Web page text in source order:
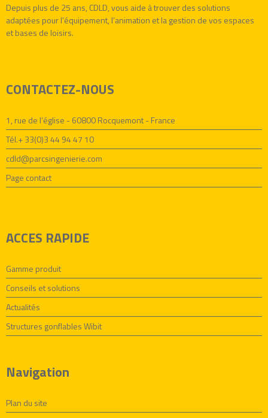
Depuis plus de 25 ans, CDLD, vous aide à trouver des solutions
adaptées pour l’équipement, l’animation et la gestion de vos espaces
et bases de loisirs.
CONTACTEZ-NOUS
1, rue de l’église - 60800 Rocquemont - France
Tél.+ 33(0)3 44 94 47 10
cdld@parcsingenierie.com
Page contact
ACCES RAPIDE
Gamme produit
Conseils et solutions
Actualités
Structures gonflables Wibit
Navigation
Plan du site